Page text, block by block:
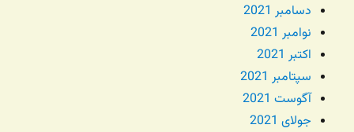
دسامبر 2021
نوامبر 2021
اکتبر 2021
سپتامبر 2021
آگوست 2021
جولای 2021